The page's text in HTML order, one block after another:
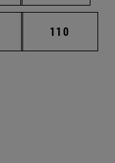
Páginas intermedias
Página
110